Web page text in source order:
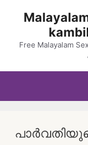
Free Malayalam